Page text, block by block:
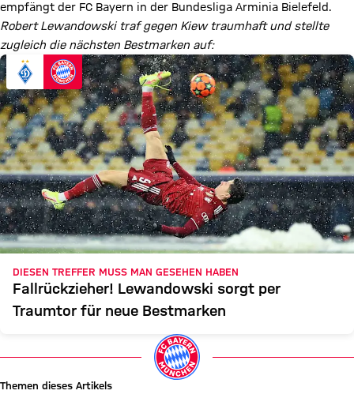
empfängt der FC Bayern in der Bundesliga Arminia Bielefeld.
Robert Lewandowski traf gegen Kiew traumhaft und stellte
zugleich die nächsten Bestmarken auf:
DIESEN TREFFER MUSS MAN GESEHEN HABEN
Fallrückzieher! Lewandowski sorgt per
Traumtor für neue Bestmarken
Themen dieses Artikels